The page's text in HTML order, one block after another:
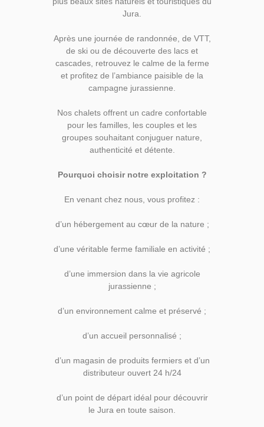
Jura.
Après une journée de randonnée, de VTT,
de ski ou de découverte des lacs et
cascades, retrouvez le calme de la ferme
et profitez de l’ambiance paisible de la
campagne jurassienne.
Nos chalets offrent un cadre confortable
pour les familles, les couples et les
groupes souhaitant conjuguer nature,
authenticité et détente.
Pourquoi choisir notre exploitation ?
En venant chez nous, vous profitez :
d’un hébergement au cœur de la nature ;
d’une véritable ferme familiale en activité ;
d’une immersion dans la vie agricole
jurassienne ;
d’un environnement calme et préservé ;
d’un accueil personnalisé ;
d’un magasin de produits fermiers et d’un
distributeur ouvert 24 h/24
d’un point de départ idéal pour découvrir
le Jura en toute saison.